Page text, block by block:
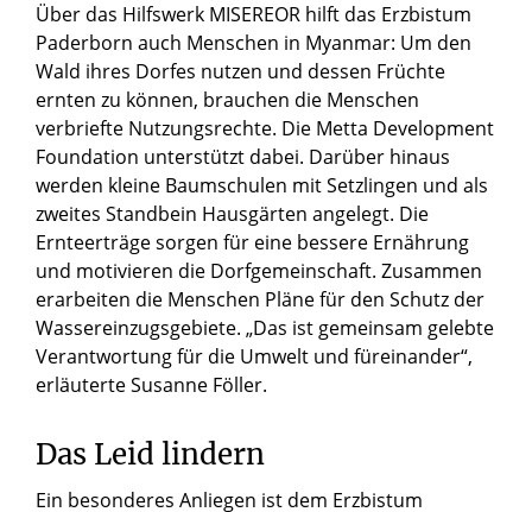
Über das Hilfswerk MISEREOR hilft das Erzbistum
Paderborn auch Menschen in Myanmar: Um den
Wald ihres Dorfes nutzen und dessen Früchte
ernten zu können, brauchen die Menschen
verbriefte Nutzungsrechte. Die Metta Development
Foundation unterstützt dabei. Darüber hinaus
werden kleine Baumschulen mit Setzlingen und als
zweites Standbein Hausgärten angelegt. Die
Ernteerträge sorgen für eine bessere Ernährung
und motivieren die Dorfgemeinschaft. Zusammen
erarbeiten die Menschen Pläne für den Schutz der
Wassereinzugsgebiete. „Das ist gemeinsam gelebte
Verantwortung für die Umwelt und füreinander“,
erläuterte Susanne Föller.
Das Leid lindern
Ein besonderes Anliegen ist dem Erzbistum